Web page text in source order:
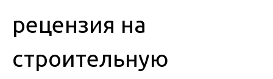
рецензия на
строительную